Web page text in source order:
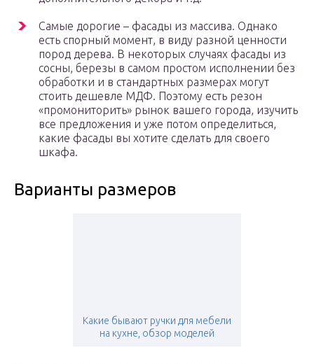
Самые дорогие – фасады из массива. Однако
есть спорный момент, в виду разной ценности
пород дерева. В некоторых случаях фасады из
сосны, березы в самом простом исполнении без
обработки и в стандартных размерах могут
стоить дешевле МДФ. Поэтому есть резон
«промониторить» рынок вашего города, изучить
все предложения и уже потом определиться,
какие фасады вы хотите сделать для своего
шкафа.
Варианты размеров
Какие бывают ручки для мебели
на кухне, обзор моделей